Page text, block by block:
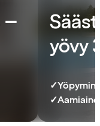
–
yövy
✓
✓